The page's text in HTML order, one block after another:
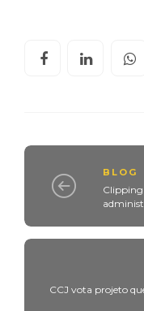
BLOG
CCJ vota projeto